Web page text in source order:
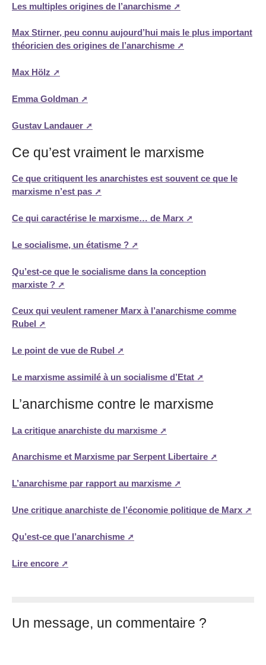
Les multiples origines de l’anarchisme
Max Stirner, peu connu aujourd’hui mais le plus important
théoricien des origines de l’anarchisme
Max Hölz
Emma Goldman
Gustav Landauer
Ce qu’est vraiment le marxisme
Ce que critiquent les anarchistes est souvent ce que le
marxisme n’est pas
Ce qui caractérise le marxisme… de Marx
Le socialisme, un étatisme ?
Qu’est-ce que le socialisme dans la conception
marxiste ?
Ceux qui veulent ramener Marx à l’anarchisme comme
Rubel
Le point de vue de Rubel
Le marxisme assimilé à un socialisme d’Etat
L’anarchisme contre le marxisme
La critique anarchiste du marxisme
Anarchisme et Marxisme par Serpent Libertaire
L’anarchisme par rapport au marxisme
Une critique anarchiste de l’économie politique de Marx
Qu’est-ce que l’anarchisme
Lire encore
Un message, un commentaire ?